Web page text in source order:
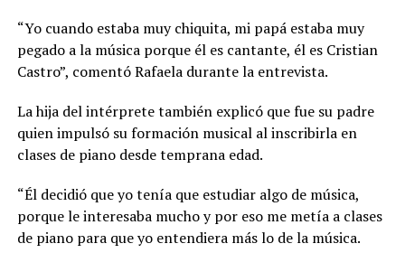
“Yo cuando estaba muy chiquita, mi papá estaba muy
pegado a la música porque él es cantante, él es Cristian
Castro”, comentó Rafaela durante la entrevista.
La hija del intérprete también explicó que fue su padre
quien impulsó su formación musical al inscribirla en
clases de piano desde temprana edad.
“Él decidió que yo tenía que estudiar algo de música,
porque le interesaba mucho y por eso me metía a clases
de piano para que yo entendiera más lo de la música.